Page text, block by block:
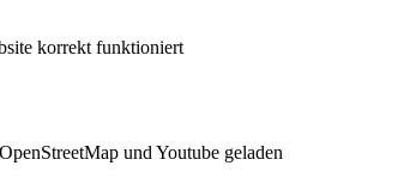
korrekt funktioniert
und Youtube geladen